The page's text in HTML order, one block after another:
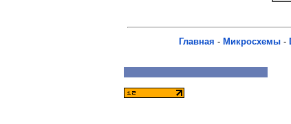
Главная - Микросхемы -